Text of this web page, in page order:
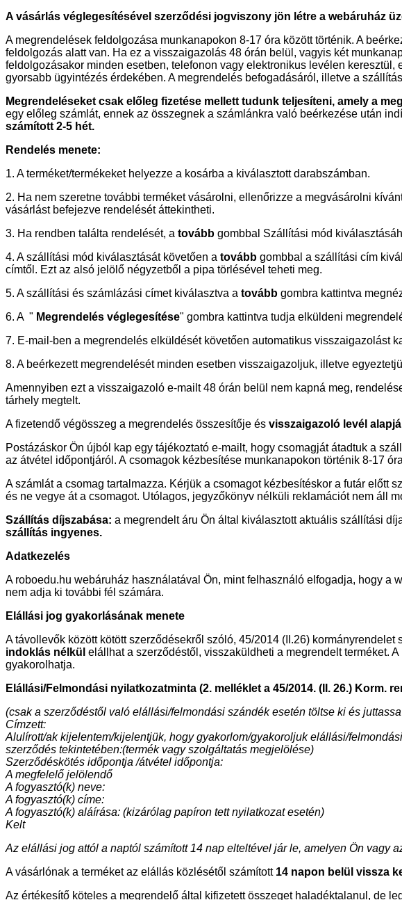
A vásárlás véglegesítésével szerződési jogviszony jön létre a webáruház
A megrendelések feldolgozása munkanapokon 8-17 óra között történik. A
feldolgozás alatt van. Ha ez a visszaigazolás 48 órán belül, vagyis két
feldolgozásakor minden esetben, telefonon vagy elektronikus levélen
gyorsabb ügyintézés érdekében. A megrendelés befogadásáról, illetve a
Megrendeléseket csak előleg fizetése mellett tudunk teljesíteni, amely a
egy előleg számlát, ennek az összegnek a számlánkra való beérkezése után
számított 2-5 hét.
Rendelés menete:
1. A terméket/termékeket helyezze a kosárba a kiválasztott darabszámban.
2. Ha nem szeretne további terméket vásárolni, ellenőrizze a megvásárolni
vásárlást befejezve rendelését áttekintheti.
3. Ha rendben találta rendelését, a tovább gombbal Szállítási mód
4. A szállítási mód kiválasztását követően a tovább gombbal a szállítási cím
címtől. Ezt az alsó jelölő négyzetből a pipa törlésével teheti meg.
5. A szállítási és számlázási címet kiválasztva a tovább gombra kattintva
6. A " Megrendelés véglegesítése" gombra kattintva tudja elküldeni
7. E-mail-ben a megrendelés elküldését követően automatikus visszaigazolást
8. A beérkezett megrendelését minden esetben visszaigazoljuk, illetve
Amennyiben ezt a visszaigazoló e-mailt 48 órán belül nem kapná meg,
tárhely megtelt.
A fizetendő végösszeg a megrendelés összesítője és visszaigazoló levél
Postázáskor Ön újból kap egy tájékoztató e-mailt, hogy csomagját átadtuk a
az átvétel időpontjáról. A csomagok kézbesítése munkanapokon történik 8-17
A számlát a csomag tartalmazza. Kérjük a csomagot kézbesítéskor a futár
és ne vegye át a csomagot. Utólagos, jegyzőkönyv nélküli reklamációt nem áll
Szállítás díjszabása: a megrendelt áru Ön által kiválasztott aktuális szállítási
szállítás ingyenes.
Adatkezelés
A roboedu.hu webáruház használatával Ön, mint felhasználó elfogadja, hogy
nem adja ki további fél számára.
Elállási jog gyakorlásának menete
A távollevők között kötött szerződésekről szóló, 45/2014 (II.26)
indoklás nélkül elállhat a szerződéstől, visszaküldheti a megrendelt terméket.
gyakorolhatja.
Elállási/Felmondási nyilatkozatminta (2. melléklet a 45/2014. (II. 26.) Korm.
(csak a szerződéstől való elállási/felmondási szándék esetén töltse ki és
Címzett:
Alulírott/ak kijelentem/kijelentjük, hogy gyakorlom/gyakoroljuk elállási/
szerződés tekintetében:(termék vagy szolgáltatás megjelölése)
Szerződéskötés időpontja /átvétel időpontja:
A megfelelő jelölendő
A fogyasztó(k) neve:
A fogyasztó(k) címe:
A fogyasztó(k) aláírása: (kizárólag papíron tett nyilatkozat esetén)
Kelt
Az elállási jog attól a naptól számított 14 nap elteltével jár le, amelyen Ön vagy
A vásárlónak a terméket az elállás közlésétől számított 14 napon belül vissza
Az értékesítő köteles a megrendelő által kifizetett összeget haladéktalanul, de